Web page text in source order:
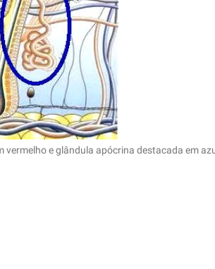
vermelho e glândula apócrina destacada em